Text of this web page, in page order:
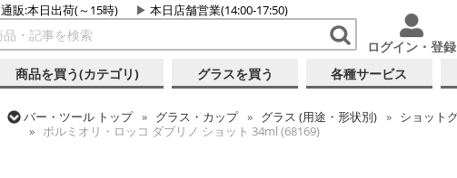
通販:本日出荷(～15時) 本日店舗営業(14:00-17:50)
ログイン・登録
商品を買う(カテゴリ) グラスを買う 各種サービス
バー・ツール トップ グラス・カップ グラス (用途・形状別)
ショット
ボルミオリ・ロッコ ダブリノ ショット 34ml (68169)